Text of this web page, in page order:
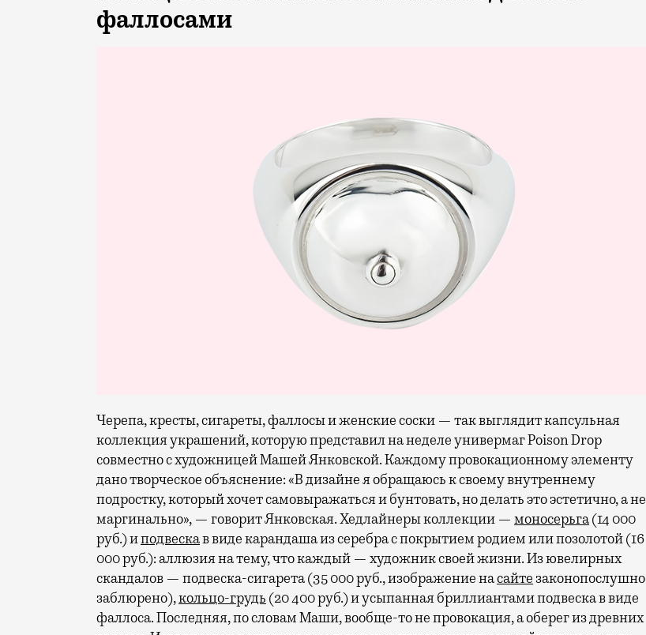
фаллосами
Черепа, кресты, сигареты, фаллосы и женские соски — так выглядит капсульная
коллекция украшений, которую представил на неделе универмаг Poison Drop
совместно с художницей Машей Янковской. Каждому провокационному элементу
дано творческое объяснение: «В дизайне я обращаюсь к своему внутреннему
подростку, который хочет самовыражаться и бунтовать, но делать это эстетично, а не
маргинально», — говорит Янковская. Хедлайнеры коллекции — моносерьга(14 000
руб.) иподвескав виде карандаша из серебра с покрытием родием или позолотой (16
000 руб.): аллюзия на тему, что каждый — художник своей жизни. Из ювелирных
скандалов — подвеска-сигарета (35 000 руб., изображение насайте законопослушно
заблюрено),кольцо-грудь (20 400 руб.) и усыпанная бриллиантами подвеска в виде
фаллоса. Последняя, по словам Маши, вообще-то не провокация, а оберег из древних